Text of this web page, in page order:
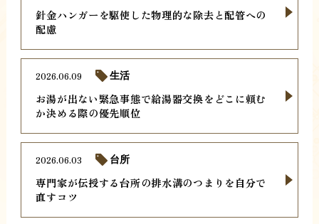
針金ハンガーを駆使した物理的な除去と配管への
配慮
お湯が出ない緊急事態で給湯器交換をどこに頼む
か決める際の優先順位
2026.06.09 生活
専門家が伝授する台所の排水溝のつまりを自分で
直すコツ
2026.06.03 台所